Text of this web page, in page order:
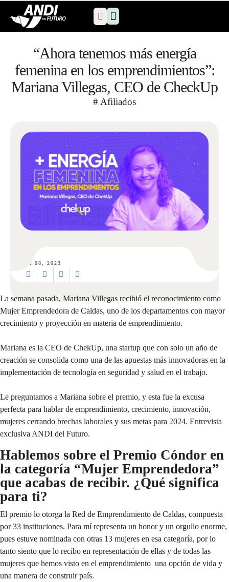
“Ahora tenemos más energía
femenina en los emprendimientos”:
Mariana Villegas, CEO de CheckUp
# Afiliados
DIC 08, 2023
La semana pasada, Mariana Villegas recibió el reconocimiento como
Mujer Emprendedora de Caldas, uno de los departamentos con mayor
crecimiento y proyección en materia de emprendimiento.
Mariana es la CEO de ChekUp, una startup que con solo un año de
creación se consolida como una de las apuestas más innovadoras en la
implementación de tecnología en seguridad y salud en el trabajo.
Le preguntamos a Mariana sobre el premio, y esta fue la excusa
perfecta para hablar de emprendimiento, crecimiento, innovación,
mujeres cerrando brechas laborales y sus metas para 2024. Entrevista
exclusiva ANDI del Futuro.
Hablemos sobre el Premio Cóndor en
la categoría “Mujer Emprendedora”
que acabas de recibir. ¿Qué significa
para ti?
El premio lo otorga la Red de Emprendimiento de Caldas, compuesta
por 33 instituciones. Para mí representa un honor y un orgullo enorme,
pues estuve nominada con otras 13 mujeres en esa categoría, por lo
tanto siento que lo recibo en representación de ellas y de todas las
mujeres que hemos visto en el emprendimiento una opción de vida y
una manera de construir país.